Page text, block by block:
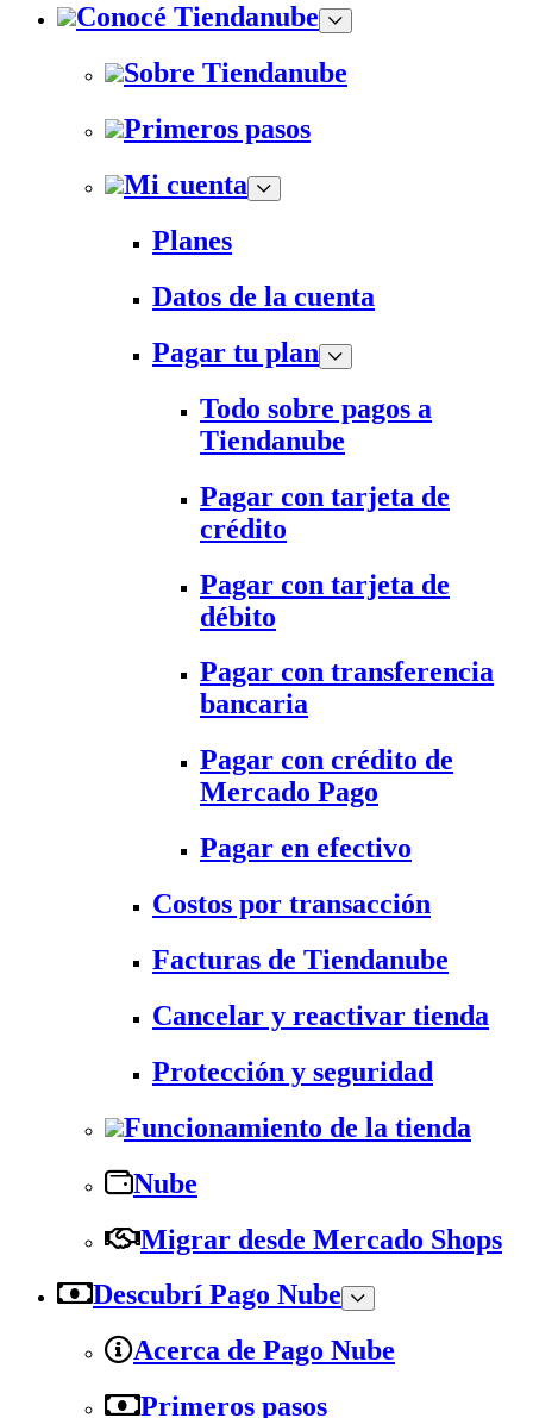
Conocé Tiendanube
Sobre Tiendanube
Primeros pasos
Mi cuenta
Planes
Datos de la cuenta
Pagar tu plan
Todo sobre pagos a
Tiendanube
Pagar con tarjeta de
crédito
Pagar con tarjeta de
débito
Pagar con transferencia
bancaria
Pagar con crédito de
Mercado Pago
Pagar en efectivo
Costos por transacción
Facturas de Tiendanube
Cancelar y reactivar tienda
Protección y seguridad
Funcionamiento de la tienda
Nube
Migrar desde Mercado Shops
Descubrí Pago Nube
Acerca de Pago Nube
Primeros pasos